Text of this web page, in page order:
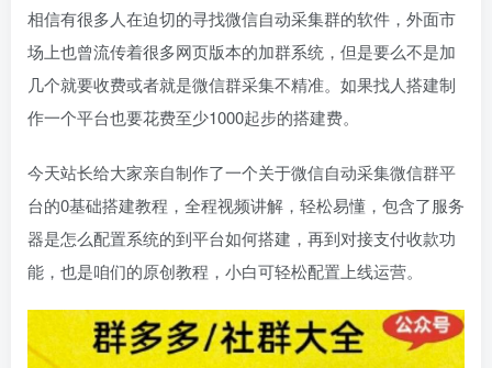
相信有很多人在迫切的寻找微信自动采集群的软件，外面市
场上也曾流传着很多网页版本的加群系统，但是要么不是加
几个就要收费或者就是微信群采集不精准。如果找人搭建制
作一个平台也要花费至少1000起步的搭建费。
今天站长给大家亲自制作了一个关于微信自动采集微信群平
台的0基础搭建教程，全程视频讲解，轻松易懂，包含了服务
器是怎么配置系统的到平台如何搭建，再到对接支付收款功
能，也是咱们的原创教程，小白可轻松配置上线运营。